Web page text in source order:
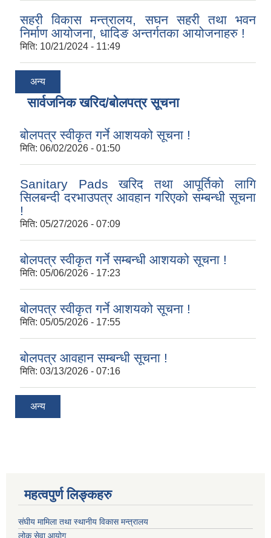
सहरी विकास मन्त्रालय, सघन सहरी तथा भवन
निर्माण आयोजना, धादिङ अन्तर्गतका आयोजनाहरु !
मिति: 10/21/2024 - 11:49
अन्य
सार्वजनिक खरिद/बोलपत्र सूचना
बोलपत्र स्वीकृत गर्ने आशयको सूचना !
मिति: 06/02/2026 - 01:50
Sanitary Pads खरिद तथा आपूर्तिको लागि
सिलबन्दी दरभाउपत्र आवहान गरिएको सम्बन्धी सूचना
!
मिति: 05/27/2026 - 07:09
बोलपत्र स्वीकृत गर्ने सम्बन्धी आशयको सूचना !
मिति: 05/06/2026 - 17:23
बोलपत्र स्वीकृत गर्ने आशयको सूचना !
मिति: 05/05/2026 - 17:55
बोलपत्र आवहान सम्बन्धी सूचना !
मिति: 03/13/2026 - 07:16
अन्य
महत्वपुर्ण लिङ्कहरु
संघीय मामिला तथा स्थानीय विकास मन्त्रालय
लोक सेवा आयोग